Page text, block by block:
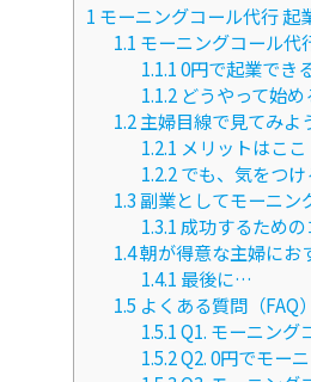
1 モーニングコール代行 起
1.1 モーニングコール代
1.1.10円で起業でき
1.1.2どうやって始め
1.2主婦目線で見てみよ
1.2.1 メリットはここ
1.2.2でも、気をつけ
1.3副業としてモーニン
1.3.1 成功するための
1.4朝が得意な主婦にお
1.4.1 最後に…
1.5 よくある質問（FAQ）
1.5.1Q1. モーニング
1.5.2Q2. 0円でモー